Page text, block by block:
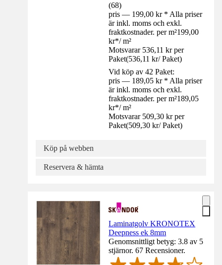
(68)
pris — 199,00 kr * Alla priser
är inkl. moms och exkl.
fraktkostnader. per m²199,00
kr*/ m²
Motsvarar 536,11 kr per
Paket(536,11 kr/ Paket)
Vid köp av 42 Paket:
pris — 189,05 kr * Alla priser
är inkl. moms och exkl.
fraktkostnader. per m²189,05
kr*/ m²
Motsvarar 509,30 kr per
Paket(509,30 kr/ Paket)
Köp på webben
Reservera & hämta
Laminatgolv KRONOTEX
Deepness ek 8mm
Genomsnittligt betyg: 3.8 av 5
stjärnor. 67 Recensioner.